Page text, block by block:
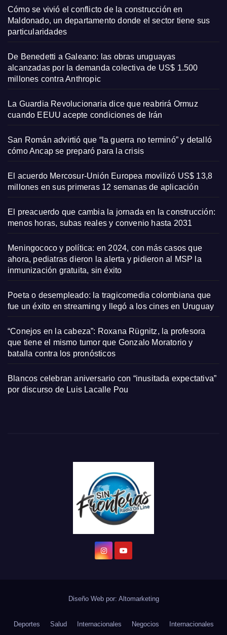
Cómo se vivió el conflicto de la construcción en
Maldonado, un departamento donde el sector tiene sus
particularidades
De Benedetti a Galeano: las obras uruguayas
alcanzadas por la demanda colectiva de US$ 1.500
millones contra Anthropic
La Guardia Revolucionaria dice que reabrirá Ormuz
cuando EEUU acepte condiciones de Irán
San Román advirtió que “la guerra no terminó” y detalló
cómo Ancap se preparó para la crisis
El acuerdo Mercosur-Unión Europea movilizó US$ 13,8
millones en sus primeras 12 semanas de aplicación
El preacuerdo que cambia la jornada en la construcción:
menos horas, subas reales y convenio hasta 2031
Meningococo y política: en 2024, con más casos que
ahora, pediatras dieron la alerta y pidieron al MSP la
inmunización gratuita, sin éxito
Poeta o desempleado: la tragicomedia colombiana que
fue un éxito en streaming y llegó a los cines en Uruguay
“Conejos en la cabeza”: Roxana Rügnitz, la profesora
que tiene el mismo tumor que Gonzalo Moratorio y
batalla contra los pronósticos
Blancos celebran aniversario con “inusitada expectativa”
por discurso de Luis Lacalle Pou
Diseño Web por: Altomarketing
Deportes Salud Internacionales Negocios Internacionales